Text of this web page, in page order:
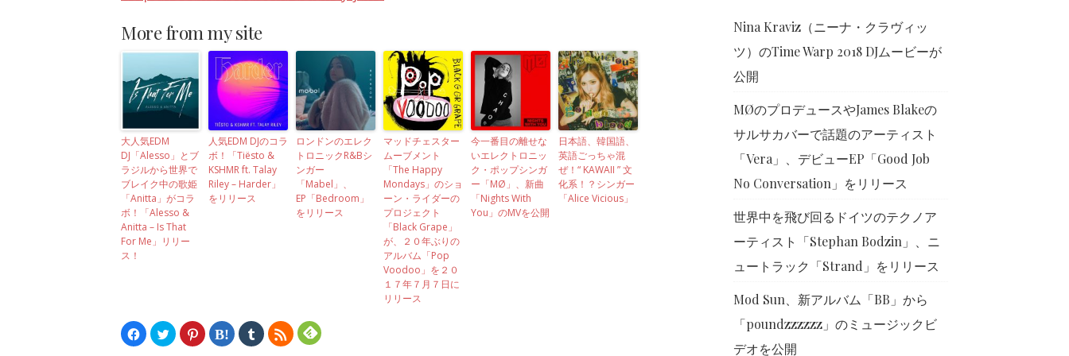
More from my site
大人気EDM
DJ「Alesso」とブ
ラジルから世界で
ブレイク中の歌姫
「Anitta」がコラ
ボ！「Alesso &
Anitta – Is That
For Me」リリー
ス！
人気EDM DJのコラ
ボ！「Tiësto &
KSHMR ft. Talay
Riley – Harder」
をリリース
ロンドンのエレク
トロニックR&Bシ
ンガー
「Mabel」、
EP「Bedroom」
をリリース
マッドチェスター
ムーブメント
「The Happy
Mondays」のショ
ーン・ライダーの
プロジェクト
「Black Grape」
が、２０年ぶりの
アルバム「Pop
Voodoo」を２０
１７年７月７日に
リリース
今一番目の離せな
いエレクトロニッ
ク・ポップシンガ
ー「MØ」、新曲
「Nights With
You」のMVを公開
日本語、韓国語、
英語ごっちゃ混
ぜ！“ KAWAII ” 文
化系！？シンガー
「Alice Vicious」
Facebook
で
ク
リ
ク
リ
ク
リ
ク
リ
ク
リ
Nina Kraviz（ニーナ・クラヴィッ
ツ）のTime Warp 2018 DJムービーが
公開
MØのプロデュースやJames Blakeの
サルサカバーで話題のアーティスト
「Vera」、デビューEP「Good Job
No Conversation」をリリース
世界中を飛び回るドイツのテクノア
ーティスト「Stephan Bodzin」、ニ
ュートラック「Strand」をリリース
Mod Sun、新アルバム「BB」から
「poundzzzzzz」のミュージックビ
デオを公開